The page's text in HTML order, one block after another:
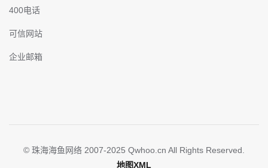
400电话
可信网站
企业邮箱
© 珠海海鱼网络 2007-2025 Qwhoo.cn All Rights Reserved.
地图XML